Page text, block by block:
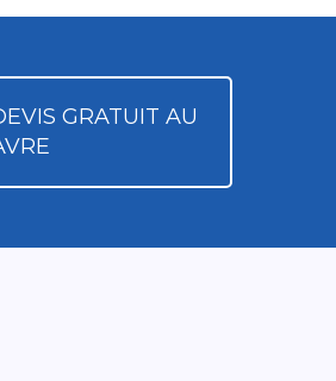
GRATUIT AU